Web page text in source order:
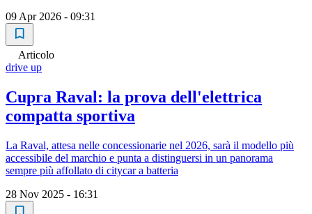
09 Apr 2026 - 09:31
Articolo
drive up
Cupra Raval: la prova dell'elettrica
compatta sportiva
La Raval, attesa nelle concessionarie nel 2026, sarà il modello più
accessibile del marchio e punta a distinguersi in un panorama
sempre più affollato di citycar a batteria
28 Nov 2025 - 16:31